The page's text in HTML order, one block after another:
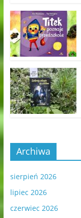
Archiwa
sierpień 2026
lipiec 2026
czerwiec 2026